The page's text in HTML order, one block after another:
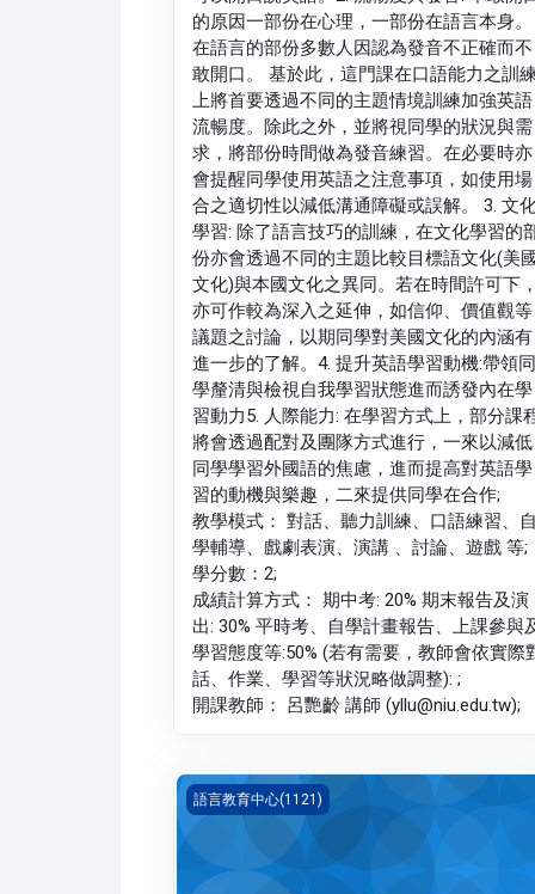
的原因一部份在心理，一部份在語言本身。
在語言的部份多數人因認為發音不正確而不
敢開口。 基於此，這門課在口語能力之訓
上將首要透過不同的主題情境訓練加強英語
流暢度。除此之外，並將視同學的狀況與需
求，將部份時間做為發音練習。在必要時亦
會提醒同學使用英語之注意事項，如使用場
合之適切性以減低溝通障礙或誤解。 3. 文
學習: 除了語言技巧的訓練，在文化學習的
份亦會透過不同的主題比較目標語文化(美
文化)與本國文化之異同。若在時間許可下
亦可作較為深入之延伸，如信仰、價值觀等
議題之討論，以期同學對美國文化的內涵有
進一步的了解。4. 提升英語學習動機:帶領同
學釐清與檢視自我學習狀態進而誘發內在學
習動力5. 人際能力: 在學習方式上，部分課
將會透過配對及團隊方式進行，一來以減低
同學學習外國語的焦慮，進而提高對英語學
習的動機與樂趣，二來提供同學在合作;
教學模式： 對話、聽力訓練、口語練習、
學輔導、戲劇表演、演講 、討論、遊戲 等;
學分數：2;
成績計算方式： 期中考: 20% 期末報告及演
出: 30% 平時考、自學計畫報告、上課參與
學習態度等:50% (若有需要，教師會依實際
話、作業、學習等狀況略做調整): ;
開課教師： 呂艷齡 講師 (yllu@niu.edu.tw);
英語聽講(1121_G5LC000051H)
語言教育中心(1121)